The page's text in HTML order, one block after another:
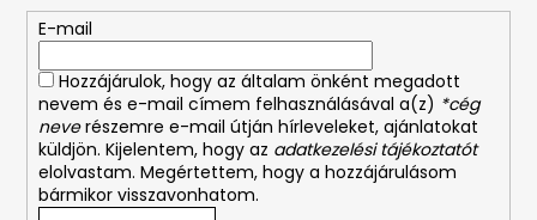
E-mail
Hozzájárulok, hogy az általam önként megadott
nevem és e-mail címem felhasználásával a(z) *cég
neverészemre e-mail útján hírleveleket, ajánlatokat
küldjön. Kijelentem, hogy az adatkezelési tájékoztatót
elolvastam. Megértettem, hogy a hozzájárulásom
bármikor visszavonhatom.